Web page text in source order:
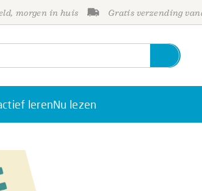
morgen in huis Gratis verzending
lerenNu lezen